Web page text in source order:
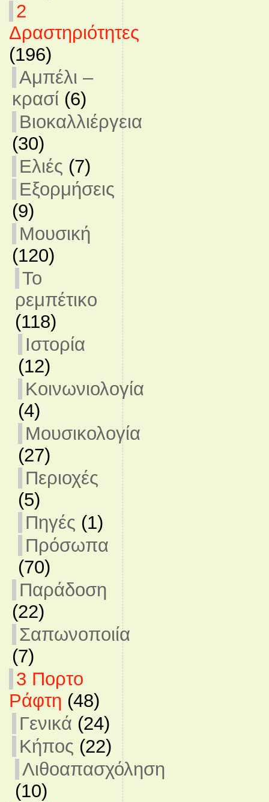
2
Δραστηριότητες
(196)
Αμπέλι –
κρασί (6)
Βιοκαλλιέργεια
(30)
Ελιές (7)
Εξορμήσεις
(9)
Μουσική
(120)
Το
ρεμπέτικο
(118)
Ιστορία
(12)
Κοινωνιολογία
(4)
Μουσικολογία
(27)
Περιοχές
(5)
Πηγές (1)
Πρόσωπα
(70)
Παράδοση
(22)
Σαπωνοποιία
(7)
3 Πορτο
Ράφτη (48)
Γενικά (24)
Κήπος (22)
Λιθοαπασχόληση
(10)